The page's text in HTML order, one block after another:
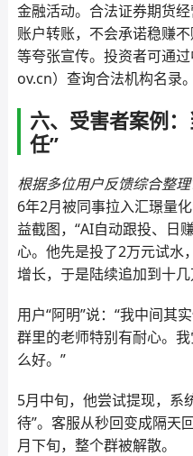
金融活动。合法证券期货
账户转账，不会承诺稳赚
等夸张宣传。投资者可通
ov.cn）查询合法机构名录。
六、受害者案例
任”
根据多位用户反馈综合整理
6年2月被同事拉入汇璟量
益截图，“AI自动跟投、日
心。他先是投了2万元试水
增长，于是陆续追加到十几
用户“阿明”说：“我中间其
群里的老师特别有耐心。
么好。”
5月中旬，他尝试提现，系
待”。客服从秒回变成隔天
月下旬，整个群被解散。